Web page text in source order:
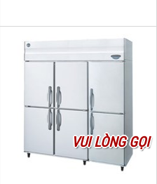
VUI LÒNG GỌI